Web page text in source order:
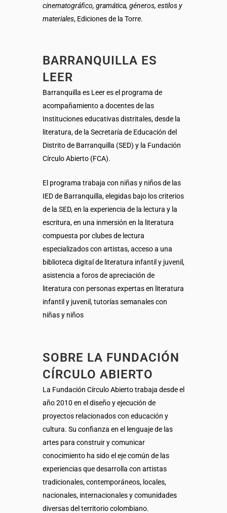
cinematográfico, gramática, géneros, estilos y
materiales, Ediciones de la Torre.
BARRANQUILLA ES
LEER
Barranquilla es Leer es el programa de
acompañamiento a docentes de las
Instituciones educativas distritales, desde la
literatura, de la Secretaría de Educación del
Distrito de Barranquilla (SED) y la Fundación
Círculo Abierto (FCA).
El programa trabaja con niñas y niños de las
IED de Barranquilla, elegidas bajo los criterios
de la SED, en la experiencia de la lectura y la
escritura, en una inmersión en la literatura
compuesta por clubes de lectura
especializados con artistas, acceso a una
biblioteca digital de literatura infantil y juvenil,
asistencia a foros de apreciación de
literatura con personas expertas en literatura
infantil y juvenil, tutorías semanales con
niñas y niños
SOBRE LA FUNDACIÓN
CÍRCULO ABIERTO
La Fundación Círculo Abierto trabaja desde el
año 2010 en el diseño y ejecución de
proyectos relacionados con educación y
cultura. Su confianza en el lenguaje de las
artes para construir y comunicar
conocimiento ha sido el eje común de las
experiencias que desarrolla con artistas
tradicionales, contemporáneos, locales,
nacionales, internacionales y comunidades
diversas del territorio colombiano.